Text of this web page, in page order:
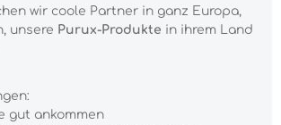
wir coole Partner in ganz Europa,
unsere Purux-Produkte in ihrem Land
gut ankommen